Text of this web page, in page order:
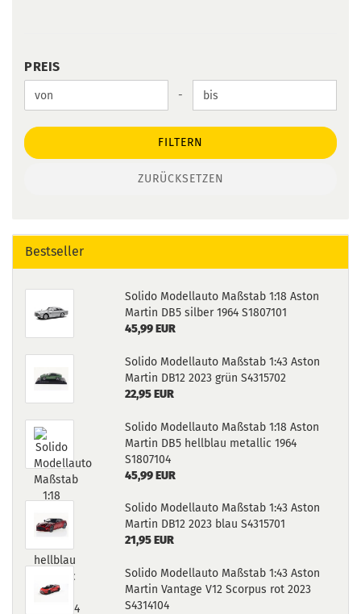
PREIS
PREIS
Preis bis -
FILTERN
ZURÜCKSETZEN
Bestseller
Solido Modellauto Maßstab 1:18 Aston
Martin DB5 silber 1964 S1807101
45,99 EUR
Solido Modellauto Maßstab 1:43 Aston
Martin DB12 2023 grün S4315702
22,95 EUR
Solido Modellauto Maßstab 1:18 Aston
Martin DB5 hellblau metallic 1964
S1807104
45,99 EUR
Solido Modellauto Maßstab 1:43 Aston
Martin DB12 2023 blau S4315701
21,95 EUR
Solido Modellauto Maßstab 1:43 Aston
Martin Vantage V12 Scorpus rot 2023
S4314104